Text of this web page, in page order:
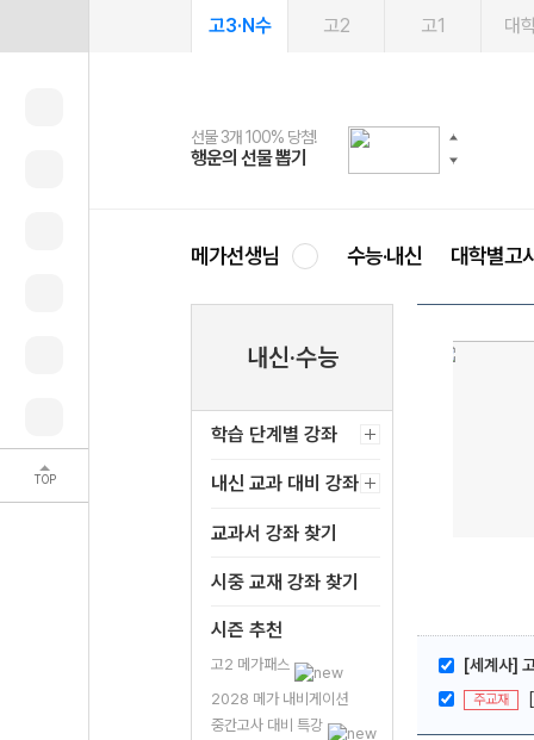
TOP
고3·N수 고2 고1 대
선물 3개 100% 당첨!
행운의 선물 뽑기
선물 100% 증정!
메가스터디 X 올리브
여름방학 스터디 캐시백
메가런 썸머스쿨
2027 러셀 단과
강사 공개선발
스마트러닝앱
설문 EVENT
메가패스
3일 무료 체험권
메가패스 수강생 무료혜택!
메가클럽 멤버십
사회공헌 캠페인
희망이룸 메가나눔
메가선생님 수능·내신 대학별고
내신·수능
학습 단계별 강좌
내신 교과 대비 강좌
교과서 강좌 찾기
시중 교재 강좌 찾기
시즌 추천
고2 메가패스
2028 메가 내비게이션
중간고사 대비 특강
[세계사]
주교재